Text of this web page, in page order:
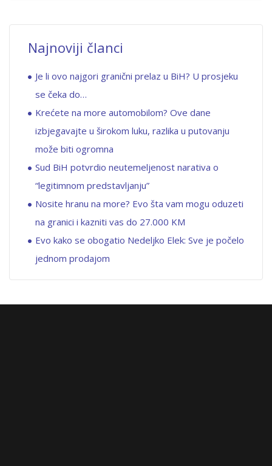
Najnoviji članci
Je li ovo najgori granični prelaz u BiH? U prosjeku
se čeka do…
Krećete na more automobilom? Ove dane
izbjegavajte u širokom luku, razlika u putovanju
može biti ogromna
Sud BiH potvrdio neutemeljenost narativa o
“legitimnom predstavljanju”
Nosite hranu na more? Evo šta vam mogu oduzeti
na granici i kazniti vas do 27.000 KM
Evo kako se obogatio Nedeljko Elek: Sve je počelo
jednom prodajom